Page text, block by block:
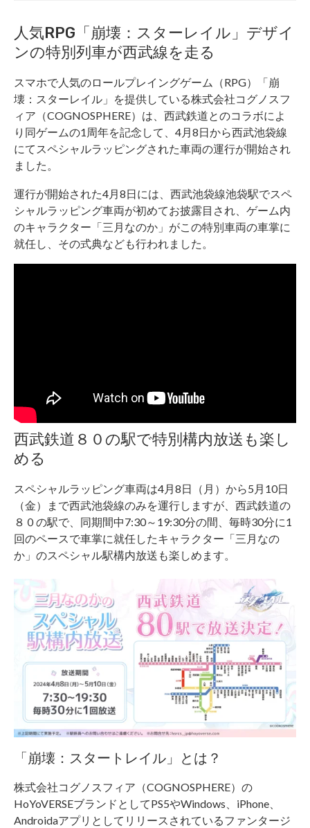
人気RPG「崩壊：スターレイル」デザイ
ンの特別列車が西武線を走る
スマホで人気のロールプレイングゲーム（RPG）「崩
壊：スターレイル」を提供している株式会社コグノスフ
ィア（COGNOSPHERE）は、西武鉄道とのコラボによ
り同ゲームの1周年を記念して、4月8日から西武池袋線
にてスペシャルラッピングされた車両の運行が開始され
ました。
運行が開始された4月8日には、西武池袋線池袋駅でスペ
シャルラッピング車両が初めてお披露目され、ゲーム内
のキャラクター「三月なのか」がこの特別車両の車掌に
就任し、その式典なども行われました。
西武鉄道８０の駅で特別構内放送も楽し
める
スペシャルラッピング車両は4月8日（月）から5月10日
（金）まで西武池袋線のみを運行しますが、西武鉄道の
８０の駅で、同期間中7:30～19:30分の間、毎時30分に1
回のペースで車掌に就任したキャラクター「三月なの
か」のスペシャル駅構内放送も楽しめます。
「崩壊：スタートレイル」とは？
株式会社コグノスフィア（COGNOSPHERE）の
HoYoVERSEブランドとしてPS5やWindows、iPhone、
Androidaアプリとしてリリースされているファンタージ